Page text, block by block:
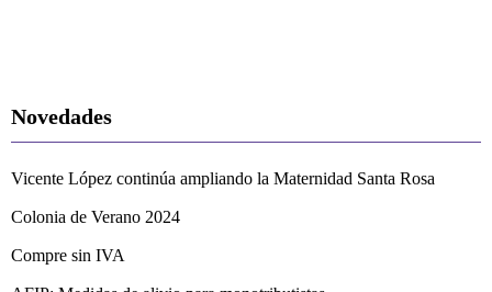
Novedades
Vicente López continúa ampliando la Maternidad Santa Rosa
Colonia de Verano 2024
Compre sin IVA